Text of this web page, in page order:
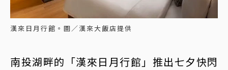
漢來日月行館。圖／漢來大飯店提供
南投湖畔的「漢來日月行館」推出七夕快閃